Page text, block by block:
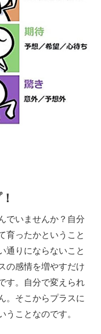
でいませんか？自分
育ったかということ
通りにならないこと
の感情を増やすだけ
す。自分で変えられ
。そこからプラスに
ことなのです。